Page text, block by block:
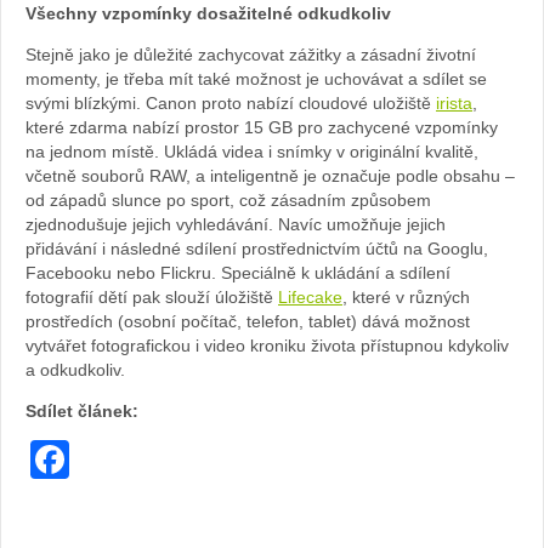
Všechny vzpomínky dosažitelné odkudkoliv
Stejně jako je důležité zachycovat zážitky a zásadní životní
momenty, je třeba mít také možnost je uchovávat a sdílet se
svými blízkými. Canon proto nabízí cloudové uložiště irista,
které zdarma nabízí prostor 15 GB pro zachycené vzpomínky
na jednom místě. Ukládá videa i snímky v originální kvalitě,
včetně souborů RAW, a inteligentně je označuje podle obsahu –
od západů slunce po sport, což zásadním způsobem
zjednodušuje jejich vyhledávání. Navíc umožňuje jejich
přidávání i následné sdílení prostřednictvím účtů na Googlu,
Facebooku nebo Flickru. Speciálně k ukládání a sdílení
fotografií dětí pak slouží úložiště Lifecake, které v různých
prostředích (osobní počítač, telefon, tablet) dává možnost
vytvářet fotografickou i video kroniku života přístupnou kdykoliv
a odkudkoliv.
Sdílet článek: